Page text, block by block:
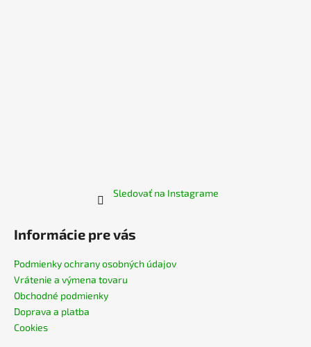
Sledovať na Instagrame
Informácie pre vás
Podmienky ochrany osobných údajov
Vrátenie a výmena tovaru
Obchodné podmienky
Doprava a platba
Cookies